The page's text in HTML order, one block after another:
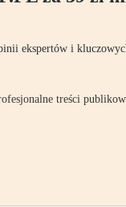
ekspertów i
treści